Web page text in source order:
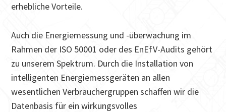
erhebliche Vorteile.
Auch die Energiemessung und -überwachung im
Rahmen der ISO 50001 oder des EnEfV-Audits gehört
zu unserem Spektrum. Durch die Installation von
intelligenten Energiemessgeräten an allen
wesentlichen Verbrauchergruppen schaffen wir die
Datenbasis für ein wirkungsvolles